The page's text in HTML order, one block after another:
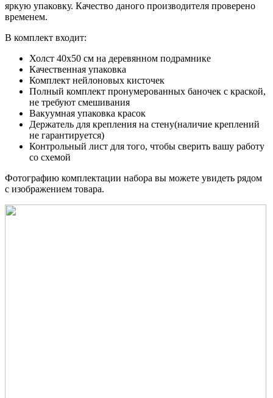
яркую упаковку. Качество даного производителя проверено
временем.
В комплект входит:
Холст 40x50 см на деревянном подрамнике
Качественная упаковка
Комплект нейлоновых кисточек
Полный комплект пронумерованных баночек с краской,
не требуют смешивания
Вакуумная упаковка красок
Держатель для крепления на стену(наличие креплений
не гарантируется)
Контрольный лист для того, чтобы сверить вашу работу
со схемой
Фотографию комплектации набора вы можете увидеть рядом
с изображением товара.